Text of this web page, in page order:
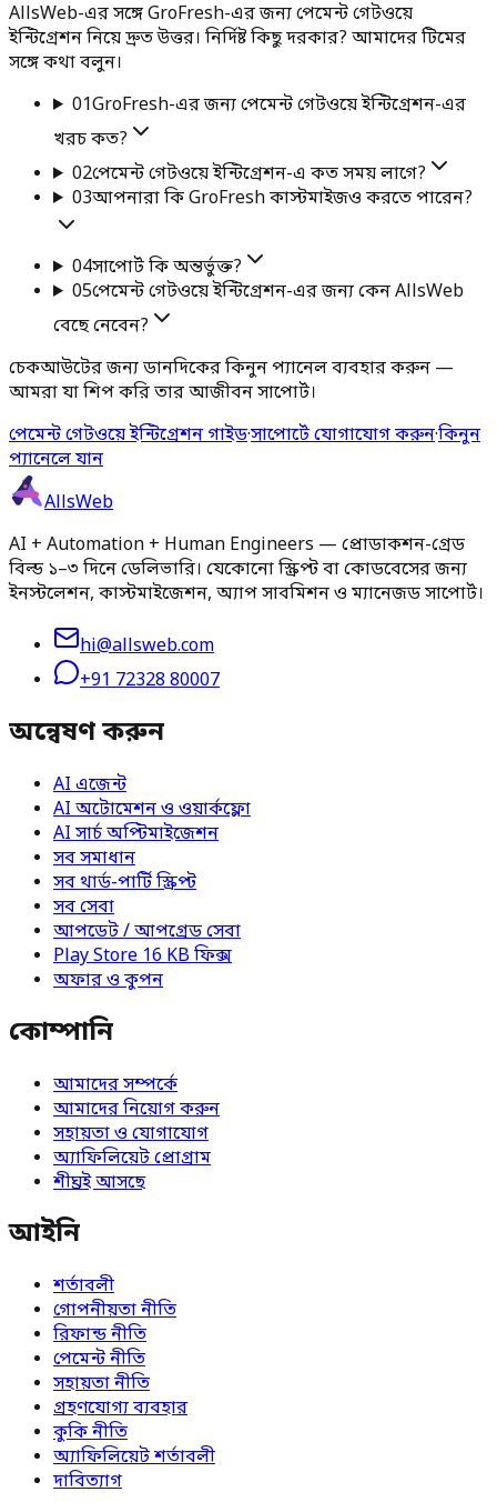
AllsWeb-এর সঙ্গে GroFresh-এর জন্য পেমেন্ট গেটওয়ে
ইন্টিগ্রেশন নিয়ে দ্রুত উত্তর। নির্দিষ্ট কিছু দরকার? আমাদের টিমের
সঙ্গে কথা বলুন।
01GroFresh-এর জন্য পেমেন্ট গেটওয়ে ইন্টিগ্রেশন-এর
খরচ কত?
02পেমেন্ট গেটওয়ে ইন্টিগ্রেশন-এ কত সময় লাগে?
03আপনারা কি GroFresh কাস্টমাইজও করতে পারেন?
04সাপোর্ট কি অন্তর্ভুক্ত?
05পেমেন্ট গেটওয়ে ইন্টিগ্রেশন-এর জন্য কেন AllsWeb
বেছে নেবেন?
চেকআউটের জন্য ডানদিকের কিনুন প্যানেল ব্যবহার করুন —
আমরা যা শিপ করি তার আজীবন সাপোর্ট।
পেমেন্ট গেটওয়ে ইন্টিগ্রেশন গাইড·সাপোর্টে যোগাযোগ করুন·কিনুন
প্যানেলে যান
AllsWeb
AI + Automation + Human Engineers — প্রোডাকশন-গ্রেড
বিল্ড ১–৩ দিনে ডেলিভারি। যেকোনো স্ক্রিপ্ট বা কোডবেসের জন্য
ইনস্টলেশন, কাস্টমাইজেশন, অ্যাপ সাবমিশন ও ম্যানেজড সাপোর্ট।
hi@allsweb.com
+91 72328 80007
অন্বেষণ করুন
AI এজেন্ট
AI অটোমেশন ও ওয়ার্কফ্লো
AI সার্চ অপ্টিমাইজেশন
সব সমাধান
সব থার্ড-পার্টি স্ক্রিপ্ট
সব সেবা
আপডেট / আপগ্রেড সেবা
Play Store 16 KB ফিক্স
অফার ও কুপন
কোম্পানি
আমাদের সম্পর্কে
আমাদের নিয়োগ করুন
সহায়তা ও যোগাযোগ
অ্যাফিলিয়েট প্রোগ্রাম
শীঘ্রই আসছে
আইনি
শর্তাবলী
গোপনীয়তা নীতি
রিফান্ড নীতি
পেমেন্ট নীতি
সহায়তা নীতি
গ্রহণযোগ্য ব্যবহার
কুকি নীতি
অ্যাফিলিয়েট শর্তাবলী
দাবিত্যাগ